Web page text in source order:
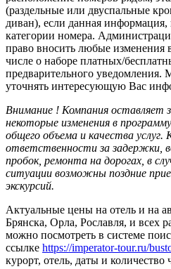
(раздельные или двуспальные
диван), если данная информация,
категории номера.
право вносить любые изменения
числе о наборе платных/
предварительного
уточнять интересующую Вас
Внимание ! Компания оставляет
некоторые изменения в
общего объема и качества услуг.
ответственности за задержки,
пробок, ремонта на дорогах, в
ситуации возможны поздние
экскурсий.
Актуальные цены на отель и на
Брянска, Орла, Рославля, и всех
можно посмотреть в системе
ссылке https://imperator-tour.ru/
курорт, отель, даты и количество